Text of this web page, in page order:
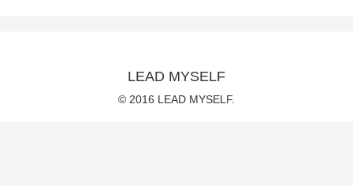
LEAD MYSELF
© 2016 LEAD MYSELF.